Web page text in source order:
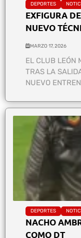
DEPORTES
EXFIGURA
NUEVO
MARZO 17, 2026
EL CLUB LEÓN
TRAS LA
NUEVO
DEPORTES
NACHO
COMO DT